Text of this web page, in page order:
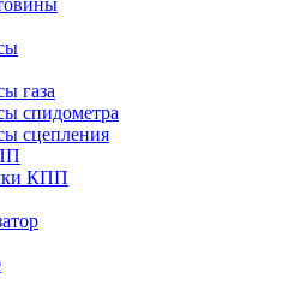
газа
спидометра
сцепления
КПП